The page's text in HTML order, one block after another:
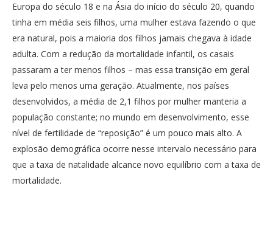
Europa do século 18 e na Ásia do início do século 20, quando
tinha em média seis filhos, uma mulher estava fazendo o que
era natural, pois a maioria dos filhos jamais chegava à idade
adulta. Com a redução da mortalidade infantil, os casais
passaram a ter menos filhos – mas essa transição em geral
leva pelo menos uma geração. Atualmente, nos países
desenvolvidos, a média de 2,1 filhos por mulher manteria a
população constante; no mundo em desenvolvimento, esse
nível de fertilidade de “reposição” é um pouco mais alto. A
explosão demográfica ocorre nesse intervalo necessário para
que a taxa de natalidade alcance novo equilíbrio com a taxa de
mortalidade.